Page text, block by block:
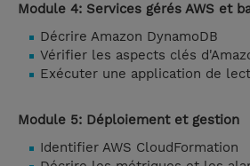
Module 4: Services gérés AWS et
Décrire Amazon DynamoDB
Vérifier les aspects clés
Exécuter une application de
Module 5: Déploiement et gestion
Identifier AWS CloudFormation